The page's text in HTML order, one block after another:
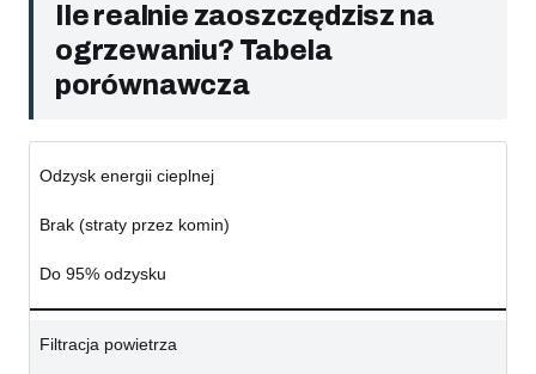
Ile realnie zaoszczędzisz na
ogrzewaniu? Tabela
porównawcza
Odzysk energii cieplnej
Brak (straty przez komin)
Do 95% odzysku
Filtracja powietrza